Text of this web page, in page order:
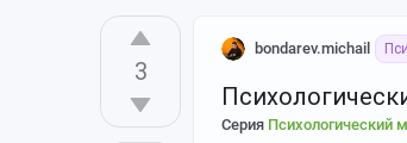
3
bondarev.michail
Серия Психологический